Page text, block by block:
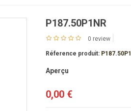
P187.50P1NR
0 review
Réference produit:
Aperçu
0,00 €